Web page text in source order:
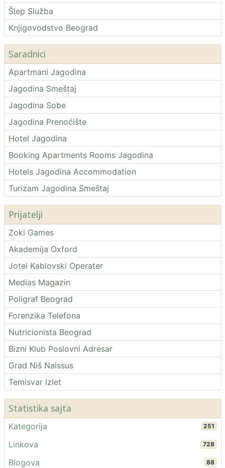
Šlep Služba
Knjigovodstvo Beograd
Saradnici
Apartmani Jagodina
Jagodina Smeštaj
Jagodina Sobe
Jagodina Prenoćište
Hotel Jagodina
Booking Apartments Rooms Jagodina
Hotels Jagodina Accommodation
Turizam Jagodina Smeštaj
Prijatelji
Zoki Games
Akademija Oxford
Jotel Kablovski Operater
Medias Magazin
Poligraf Beograd
Forenzika Telefona
Nutricionista Beograd
Bizni Klub Poslovni Adresar
Grad Niš Naissus
Temisvar Izlet
Statistika sajta
Kategorija 251
Linkova 728
Blogova 88